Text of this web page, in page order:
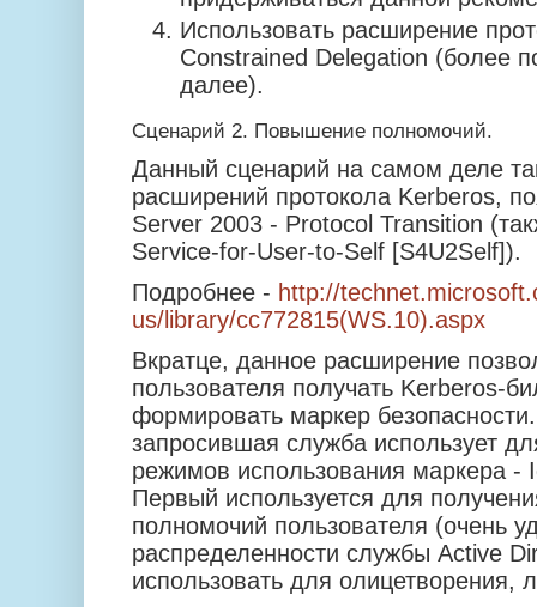
Использовать расширение
Constrained Delegation (более
далее).
Сценарий 2. Повышение полномочий.
Данный сценарий на самом деле
расширений протокола Kerberos,
Server 2003 - Protocol Transition
Service-for-User-to-Self [S4U2Self]).
Подробнее - http://
us/library/cc772815(WS.10).aspx
Вкратце, данное расширение
пользователя получать Kerberos-
формировать маркер
запросившая служба использует
режимов использования маркера -
Первый используется для
полномочий пользователя (очень
распределенности службы Active
использовать для олицетворения,